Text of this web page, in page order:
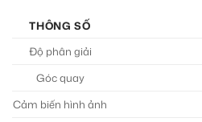
THÔNG SỐ
Độ phân giải
Góc quay
Cảm biến hình ảnh